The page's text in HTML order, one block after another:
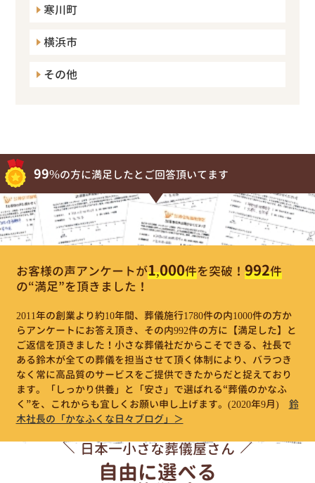
寒川町
横浜市
その他
99%の方に満足したとご回答頂いてます
お客様の声アンケートが1,000件を突破！ 992件
の“満足”を頂きました！
2011年の創業より約10年間、葬儀施行1780件の内1000件の方か
らアンケートにお答え頂き、その内992件の方に【満足した】と
ご返信を頂きました！小さな葬儀社だからこそできる、社長で
ある鈴木が全ての葬儀を担当させて頂く体制により、バラつき
なく常に高品質のサービスをご提供できたからだと捉えており
ます。「しっかり供養」と「安さ」で選ばれる“葬儀のかなふ
く”を、これからも宜しくお願い申し上げます。 (2020年9月)
鈴
木社長の「かなふくな日々ブログ」＞
日本一小さな葬儀屋さん
自由に選べる